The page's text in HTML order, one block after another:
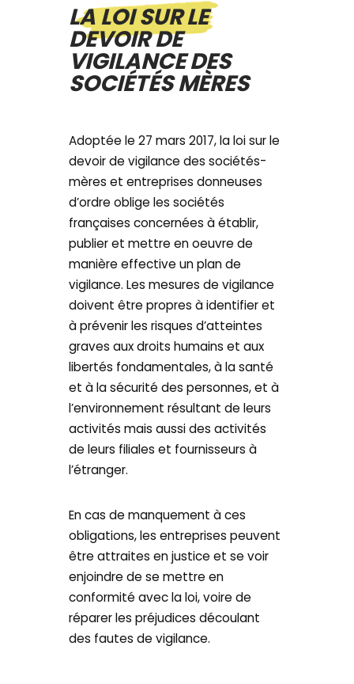
LA LOI SUR LE
DEVOIR DE
VIGILANCE DES
SOCIÉTÉS MÈRES
Adoptée le 27 mars 2017, la loi sur le
devoir de vigilance des sociétés-
mères et entreprises donneuses
d’ordre oblige les sociétés
françaises concernées à établir,
publier et mettre en oeuvre de
manière effective un plan de
vigilance. Les mesures de vigilance
doivent être propres à identifier et
à prévenir les risques d’atteintes
graves aux droits humains et aux
libertés fondamentales, à la santé
et à la sécurité des personnes, et à
l’environnement résultant de leurs
activités mais aussi des activités
de leurs filiales et fournisseurs à
l’étranger.
En cas de manquement à ces
obligations, les entreprises peuvent
être attraites en justice et se voir
enjoindre de se mettre en
conformité avec la loi, voire de
réparer les préjudices découlant
des fautes de vigilance.